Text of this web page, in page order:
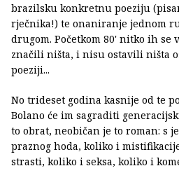
brazilsku konkretnu poeziju
rječnika!) te onaniranje jednom
drugom. Početkom 80' nitko ih se
značili ništa, i nisu ostavili ništa
poeziji...
No trideset godina kasnije od te
Bolano će im sagraditi
to obrat, neobičan je to roman: s
praznog hoda, koliko i
strasti, koliko i seksa, koliko i